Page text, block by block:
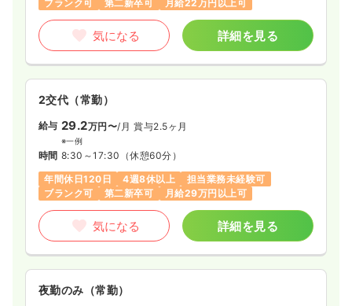
救急外来
2交代（常勤）
給与 35.0万円/月 賞与3.85ヶ月
※経験4年の例
時間 8:30～17:00
4週8休以上
ブランク可 月給38万円以上可
気になる 詳細を見る
夜勤のみ（パート）
給与 3.2 万円/回
ブランク可 第二新卒可 月給22万円以上可
気になる 詳細を見る
2交代（常勤）
給与 29.2万円〜/月 賞与2.5ヶ月
※一例
時間 8:30～17:30 （休憩60分）
年間休日120日
4週8休以上
担当業務未経験可
ブランク可
第二新卒可 月給29万円以上可
気になる 詳細を見る
夜勤のみ（常勤）